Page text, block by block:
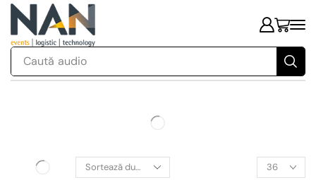
Caută audio